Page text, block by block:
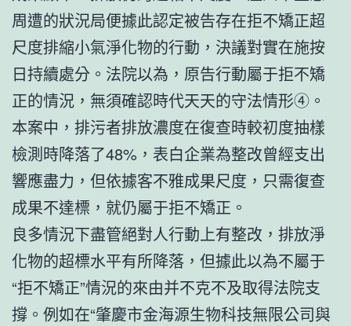
周遭的狀況局便據此認定被告存在拒不矯正超
尺度排縮小氣淨化物的行動，決議對實在施按
日持續處分。法院以為，原告行動屬于拒不矯
正的情況，無須確認時代天天的守法情形④。
本案中，排污者排放濃度在復查時較初度抽樣
檢測時降落了48%，表白企業為整改曾經支出
響應盡力，但依據客不雅成果尺度，只需復查
成果不達標，就仍屬于拒不矯正。
良多情況下盡管絕對人行動上有整改，排放淨
化物的超標水平有所降落，但據此以為不屬于
“拒不矯正”情況的來由并不克不及取得法院支
撐。例如在“肇慶市金海源生物科技無限公司與